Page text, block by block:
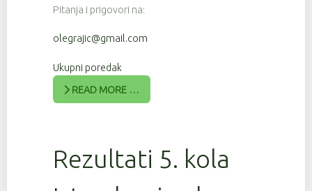
Pitanja i prigovori na:
olegrajic@gmail.com
Ukupni poredak
READ MORE …
Rezultati 5. kola